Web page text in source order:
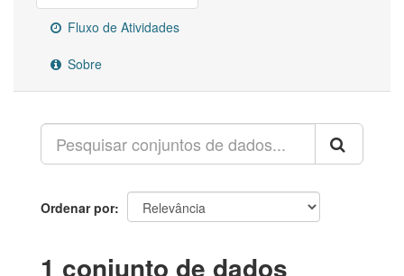
Fluxo de Atividades
Sobre
Ordenar por
1 conjunto de dados